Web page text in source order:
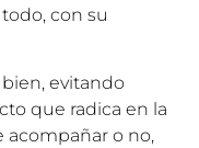
todo, con su
evitando
que radica en la
o no,